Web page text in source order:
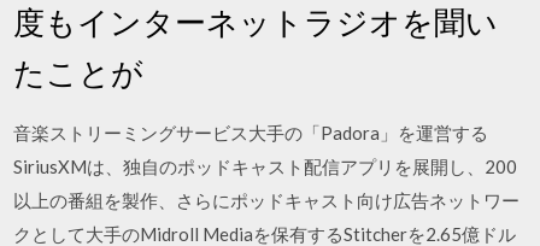
度もインターネットラジオを聞い
たことが
音楽ストリーミングサービス大手の「Padora」を運営する
SiriusXMは、独自のポッドキャスト配信アプリを展開し、200
以上の番組を製作、さらにポッドキャスト向け広告ネットワー
クとして大手のMidroll Mediaを保有するStitcherを2.65億ドル